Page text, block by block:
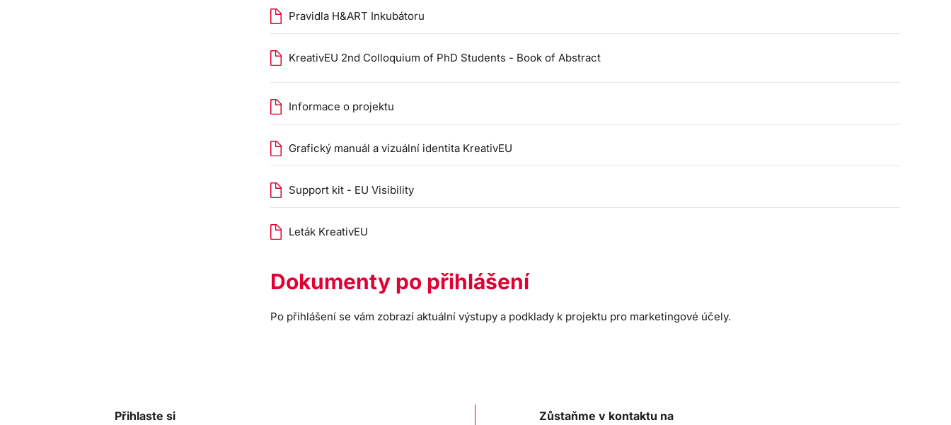
Pravidla H&ART Inkubátoru
KreativEU 2nd Colloquium of PhD Students - Book of Abstract
Informace o projektu
Grafický manuál a vizuální identita KreativEU
Support kit - EU Visibility
Leták KreativEU
Dokumenty po přihlášení
Po přihlášení se vám zobrazí aktuální výstupy a podklady k projektu pro marketingové účely.
Přihlaste si Zůstaňme v kontaktu na